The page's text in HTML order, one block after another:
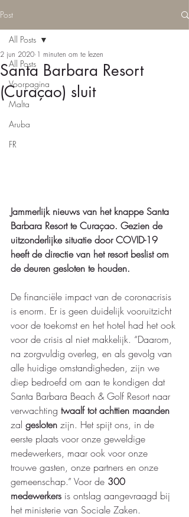
Post
All Posts
Voorpagina
Malta
Aruba
FR
All Posts
Santa Barbara Resort
(Curaçao) sluit
2 jun 2020 1 minuten om te lezen
Jammerlijk nieuws van het knappe Santa
Barbara Resort te Curaçao. Gezien de
uitzonderlijke situatie door COVID-19
heeft de directie van het resort beslist om
de deuren gesloten te houden.
De financiële impact van de coronacrisis
is enorm. Er is geen duidelijk vooruitzicht
voor de toekomst en het hotel had het ook
voor de crisis al niet makkelijk. “Daarom,
na zorgvuldig overleg, en als gevolg van
alle huidige omstandigheden, zijn we
diep bedroefd om aan te kondigen dat
Santa Barbara Beach & Golf Resort naar
verwachting twaalf tot achttien maanden
zal gesloten zijn. Het spijt ons, in de
eerste plaats voor onze geweldige
medewerkers, maar ook voor onze
trouwe gasten, onze partners en onze
gemeenschap.” Voor de 300
medewerkers is ontslag aangevraagd bij
het ministerie van Sociale Zaken.